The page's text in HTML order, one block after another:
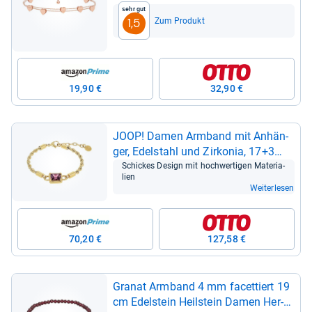
Sehr gut
1,5 Zum Produkt
19,90 € 32,90 €
JOOP! Damen Arm­band mit Anhän­
ger, Edel­stahl und Zir­ko­nia, 17+3
cm, gold
Schickes Design mit hoch­wer­ti­gen Mate­ria­
lien
Weiterlesen
70,20 € 127,58 €
Gra­nat Arm­band 4 mm facet­tiert 19
cm Edel­stein Heil­stein Damen Her­